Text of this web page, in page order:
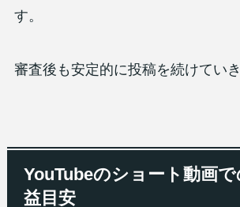
す。
審査後も安定的に投稿を続けていき
YouTubeのショート動画
益目安